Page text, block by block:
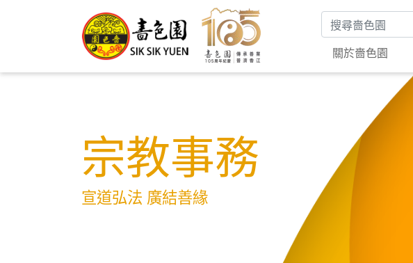
搜尋關鍵字
關於嗇色園
宗教事務
宣道弘法 廣結善緣